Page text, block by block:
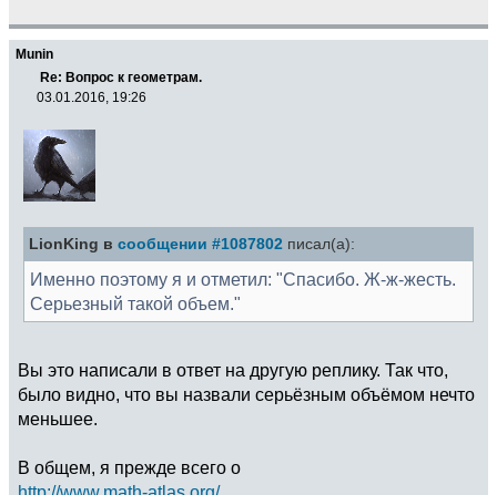
Munin
Re: Вопрос к геометрам.
03.01.2016, 19:26
LionKing в сообщении #1087802 писал(а):
Именно поэтому я и отметил: "Спасибо. Ж-ж-жесть.
Серьезный такой объем."
Вы это написали в ответ на другую реплику. Так что,
было видно, что вы назвали серьёзным объёмом нечто
меньшее.
В общем, я прежде всего о